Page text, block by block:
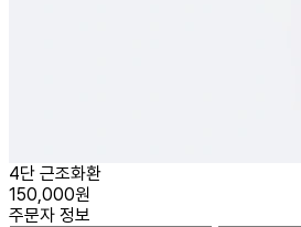
4단 근조화환
150,000원
주문자 정보